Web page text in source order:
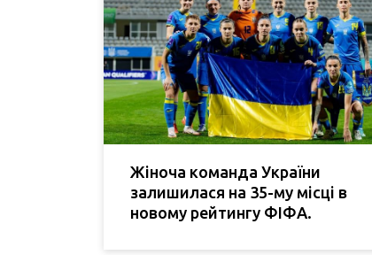
Жіноча команда України
залишилася на 35-му місці в
новому рейтингу ФІФА.